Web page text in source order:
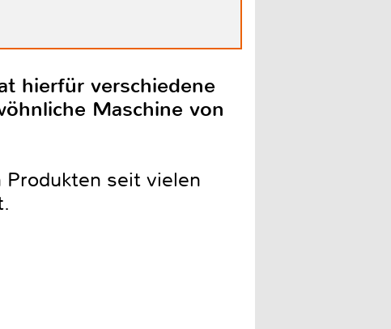
hierfür verschiedene
Maschine von
Produkten seit vielen